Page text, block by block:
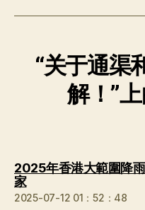
“关于通渠
解！”
2025年香港大範圍降
家说：
2025-07-12 01：52：48